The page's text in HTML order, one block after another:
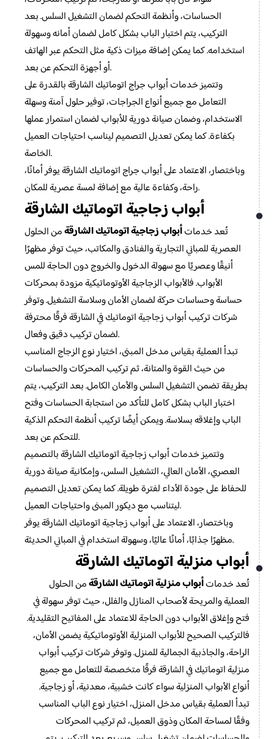
الحساسات، وأنظمة التحكم لضمان التشغيل السلس. بعد
التركيب، يتم اختبار الباب بشكل كامل لضمان أمانه وسهولة
استخدامه. كما يمكن إضافة ميزات ذكية مثل التحكم عبر الهاتف
أو أجهزة التحكم عن بعد.
وتتميز خدمات أبواب جراج اتوماتيك الشارقة بالقدرة على
التعامل مع جميع أنواع الجراجات، توفير حلول آمنة وسهلة
الاستخدام، وضمان صيانة دورية للأبواب لضمان استمرار عملها
بكفاءة. كما يمكن تعديل التصميم ليناسب احتياجات العميل
الخاصة.
وباختصار، الاعتماد على أبواب جراج اتوماتيك الشارقة يوفر أمانًا،
راحة، وكفاءة عالية مع إضافة لمسة عصرية للمكان.
أبواب زجاجية اتوماتيك الشارقة
تُعد خدماتأبواب زجاجية اتوماتيك الشارقةمن الحلول
العصرية للمباني التجارية والفنادق والمكاتب، حيث توفر مظهرًا
أنيقًا وعصريًا مع سهولة الدخول والخروج دون الحاجة للمس
الأبواب. فالأبواب الزجاجية الأوتوماتيكية مزودة بمحركات
حساسة وحساسات حركة لضمان الأمان وسلاسة التشغيل. وتوفر
شركات تركيب أبواب زجاجية اتوماتيك في الشارقة فرقًا محترفة
لضمان تركيب دقيق وفعال.
تبدأ العملية بقياس مدخل المبنى، اختيار نوع الزجاج المناسب
من حيث القوة والمتانة، ثم تركيب المحركات والحساسات
بطريقة تضمن التشغيل السلس والأمان الكامل. بعد التركيب، يتم
اختبار الباب بشكل كامل للتأكد من استجابة الحساسات وفتح
الباب وإغلاقه بسلاسة. ويمكن أيضًا تركيب أنظمة التحكم الذكية
للتحكم عن بعد.
وتتميز خدمات أبواب زجاجية اتوماتيك الشارقة بالتصميم
العصري، الأمان العالي، التشغيل السلس، وإمكانية صيانة دورية
للحفاظ على جودة الأداء لفترة طويلة. كما يمكن تعديل التصميم
ليتناسب مع ديكور المبنى واحتياجات العميل.
وباختصار، الاعتماد على أبواب زجاجية اتوماتيك الشارقة يوفر
مظهرًا جذابًا، أمانًا عاليًا، وسهولة استخدام في المباني الحديثة.
أبواب منزلية اتوماتيك الشارقة
تُعد خدماتأبواب منزلية اتوماتيك الشارقةمن الحلول
العملية والمريحة لأصحاب المنازل والفلل، حيث توفر سهولة في
فتح وإغلاق الأبواب دون الحاجة للاعتماد على المفاتيح التقليدية.
فالتركيب الصحيح للأبواب المنزلية الأوتوماتيكية يضمن الأمان،
الراحة، والجاذبية الجمالية للمنزل. وتوفر شركات تركيب أبواب
منزلية اتوماتيك في الشارقة فرقًا متخصصة للتعامل مع جميع
أنواع الأبواب المنزلية سواء كانت خشبية، معدنية، أو زجاجية.
تبدأ العملية بقياس مدخل المنزل، اختيار نوع الباب المناسب
وفقًا لمساحة المكان وذوق العميل، ثم تركيب المحركات